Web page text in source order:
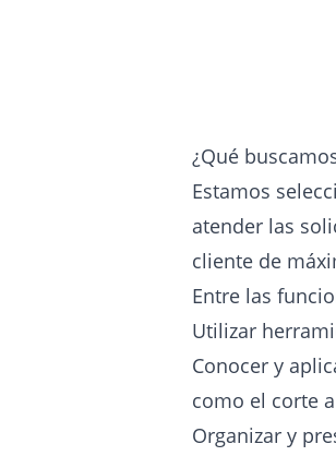
¿Qué
Estamos
atender las
cliente de
Entre las
Utilizar
Conocer y
como el corte
Organizar y